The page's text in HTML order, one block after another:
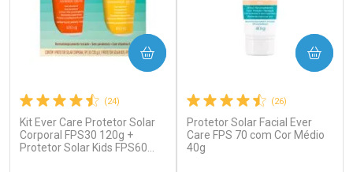
(24)
Kit Ever Care Protetor Solar
Corporal FPS30 120g +
Protetor Solar Kids FPS60
COMPRAR
(26)
Protetor Solar Facial Ever
Care FPS 70 com Cor Médio
40g
COMPRAR